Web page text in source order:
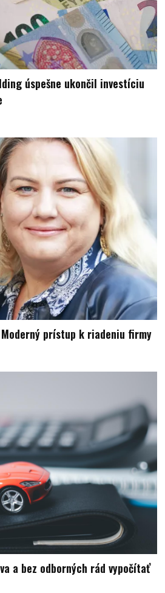
úspešne ukončil investíciu
Moderný prístup k riadeniu firmy
a bez odborných rád vypočítať